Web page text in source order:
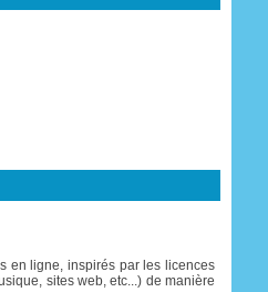
en ligne, inspirés par les licences
sites web, etc...) de manière